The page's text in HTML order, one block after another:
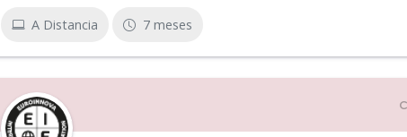
A Distancia 7 meses